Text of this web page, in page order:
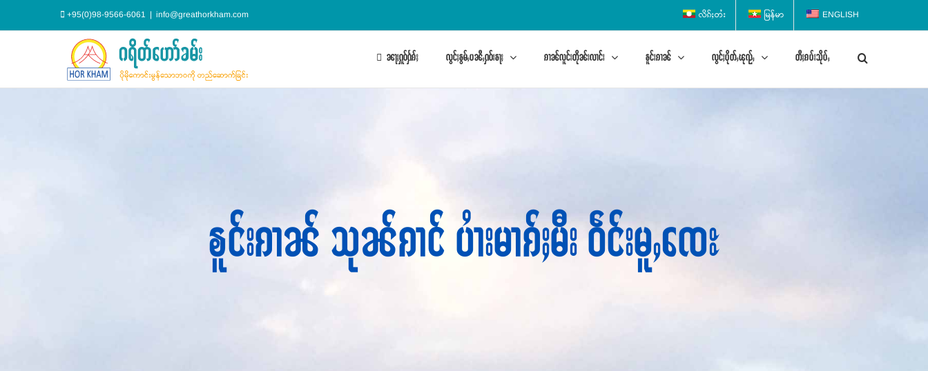
to
+95(0)98-9566-6061 | info@greathorkham.com လိၵ်ႈတႆး မြန်မာ ENGLISH
ၼႃႈႁူဝ်ႁႅၵ်ႈ လွင်ႈၶွမ်ႇပၼီႇႁဝ်းၶႃႈ ၵၢၼ်လူင်းတိုၼ်းလၢင်း ၶူင်းၵၢၼ် လွင်ႈပိုတ်ႇၽုၺ်ႇ တီႈၵပ်းသိုပ်ႇ
ၶူင်းၵၢၼ် သုၼ်ၵၢင် ပၢႆးမၢၵ်ႈမီး ဝဵင်းမူႇၸေႊ